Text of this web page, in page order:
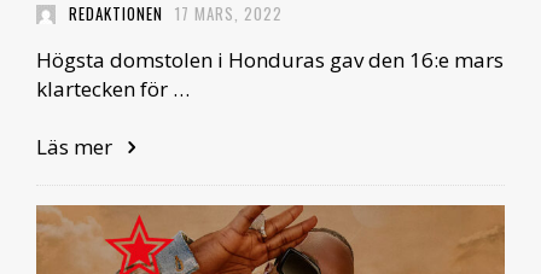
REDAKTIONEN 17 MARS, 2022
Högsta domstolen i Honduras gav den 16:e mars
klartecken för …
Läs mer